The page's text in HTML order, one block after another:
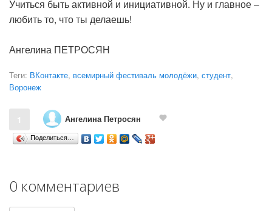
Учиться быть активной и инициативной. Ну и главное –
любить то, что ты делаешь!
Ангелина ПЕТРОСЯН
Теги: ВКонтакте, всемирный фестиваль молодёжи, студент,
Воронеж
1 Ангелина Петросян
Поделиться…
0 комментариев